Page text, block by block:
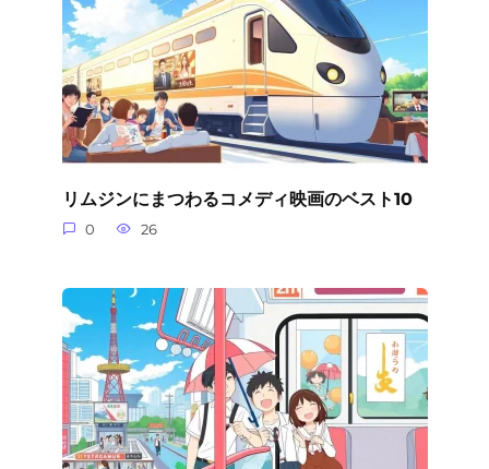
リムジンにまつわるコメディ映画のベスト10
0 26